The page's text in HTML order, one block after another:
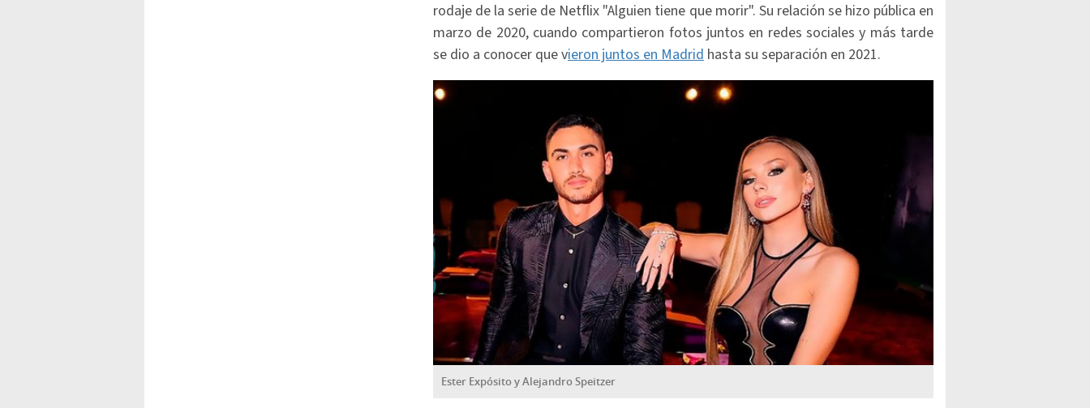
rodaje de la serie de Netflix "Alguien tiene que morir". Su relación se hizo pública en
marzo de 2020, cuando compartieron fotos juntos en redes sociales y más tarde
se dio a conocer que vieron juntos en Madrid hasta su separación en 2021.
Ester Expósito y Alejandro Speitzer